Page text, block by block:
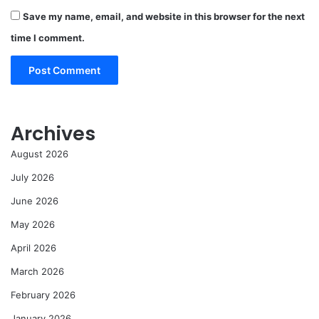
Save my name, email, and website in this browser for the next
time I comment.
Archives
August 2026
July 2026
June 2026
May 2026
April 2026
March 2026
February 2026